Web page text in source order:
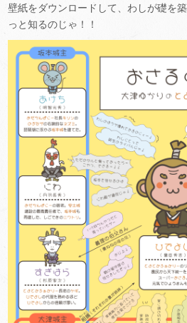
壁紙をダウンロードして、わしが礎を
っと知るのじゃ！！